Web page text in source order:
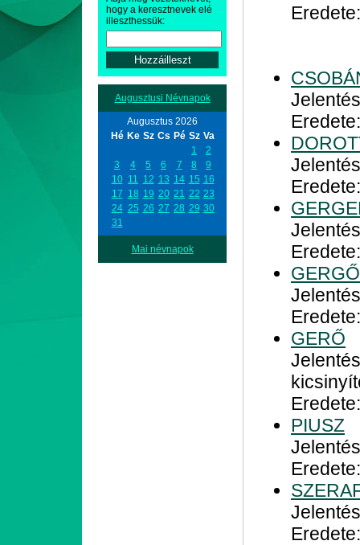
hogy a keresztnevek elé
illeszthessük:
Augusztusi Névnapok
Augusztus 2026
Hé Ke Sz Cs Pé Sz Va
1
2
3
4 5 6 7 8
9
10 11 12 13 14 15 16
17 18 19 20 21 22 23
24 25 26 27 28 29 30
31
Mai névnapok
GERGŐ
GERŐ
PIUSZ